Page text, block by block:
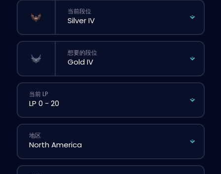
当前段位
想要的段位
当前 LP
地区